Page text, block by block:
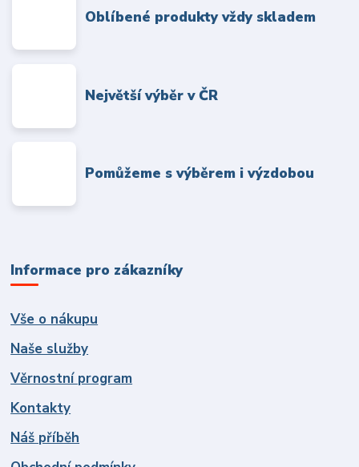
Oblíbené produkty vždy skladem
Největší výběr v ČR
Pomůžeme s výběrem i výzdobou
Informace pro zákazníky
Vše o nákupu
Naše služby
Věrnostní program
Kontakty
Náš příběh